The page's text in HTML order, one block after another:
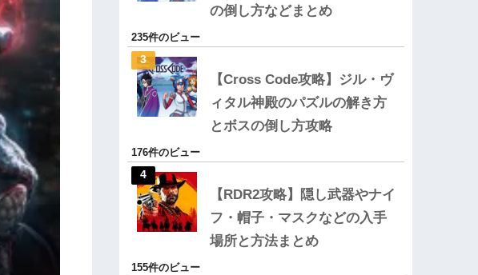
の倒し方などまとめ
235件のビュー
【Cross Code攻略】ジル・ヴ
ィタル神殿のパズルの解き方
とボスの倒し方攻略
176件のビュー
【RDR2攻略】隠し武器やナイ
フ・帽子・マスクなどの入手
場所と方法まとめ
155件のビュー